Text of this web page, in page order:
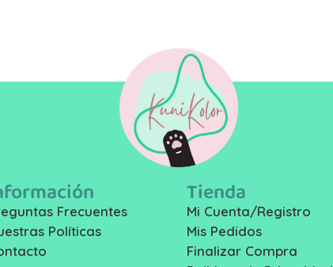
Frecuentes
Políticas
Tienda
Mi Cuenta/Registro
Mis Pedidos
Finalizar Compra